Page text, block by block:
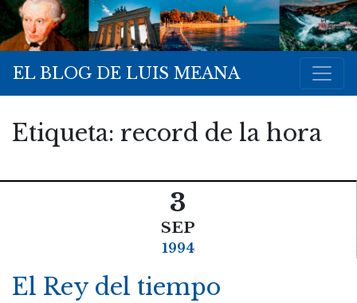
EL BLOG DE LUIS MEANA
Etiqueta: record de la hora
3
SEP
1994
El Rey del tiempo